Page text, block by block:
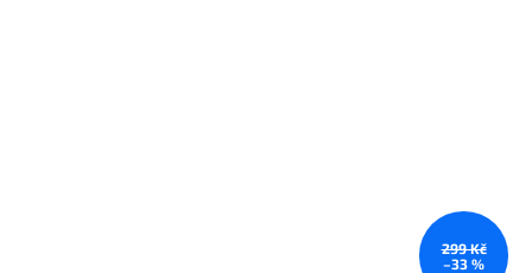
299 Kč
–33 %